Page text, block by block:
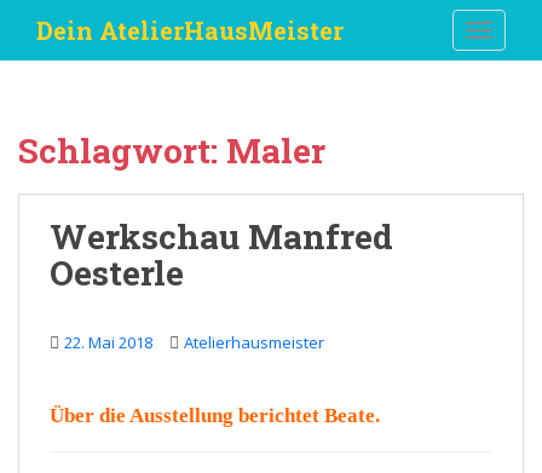
i
Dein AtelierHausMeister
Schlagwort: Maler
Werkschau Manfred
Oesterle
22. Mai 2018 Atelierhausmeister
Über die Ausstellung berichtet Beate.